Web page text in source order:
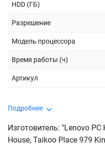
HDD (ГБ)
Разрешение
Модель процессора
Время работы (ч)
Артикул
Подробнее
Изготовитель: "Lenovo
House, Taikoo Place 979